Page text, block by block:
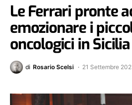
Le Ferrari pronte
emozionare i
oncologici in Sicilia
di Rosario Scelsi 21 Settembre